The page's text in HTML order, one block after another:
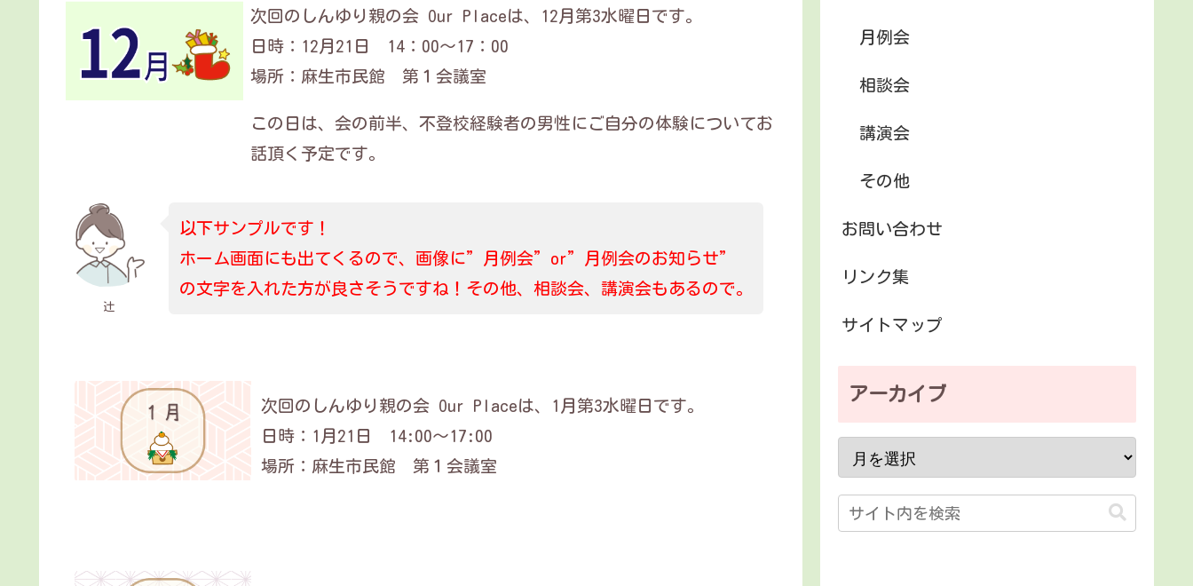
次回のしんゆり親の会 Our Placeは、12月第3水曜日です。
日時：12月21日 14：00～17：00
場所：麻生市民館 第１会議室
この日は、会の前半、不登校経験者の男性にご自分の体験についてお
話頂く予定です。
辻
以下サンプルです！
ホーム画面にも出てくるので、画像に”月例会”or”月例会のお知らせ”
の文字を入れた方が良さそうですね！その他、相談会、講演会もあるので。
次回のしんゆり親の会 Our Placeは、1月第3水曜日です。
日時：1月21日 14:00～17:00
場所：麻生市民館 第１会議室
月例会
相談会
講演会
その他
お問い合わせ
リンク集
サイトマップ
アーカイブ